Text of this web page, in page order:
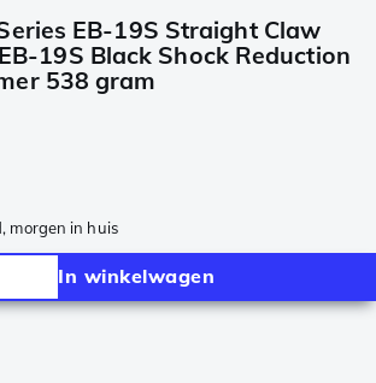
EB-19S Straight Claw
19S Black Shock Reduction
538 gram
morgen in huis
In winkelwagen